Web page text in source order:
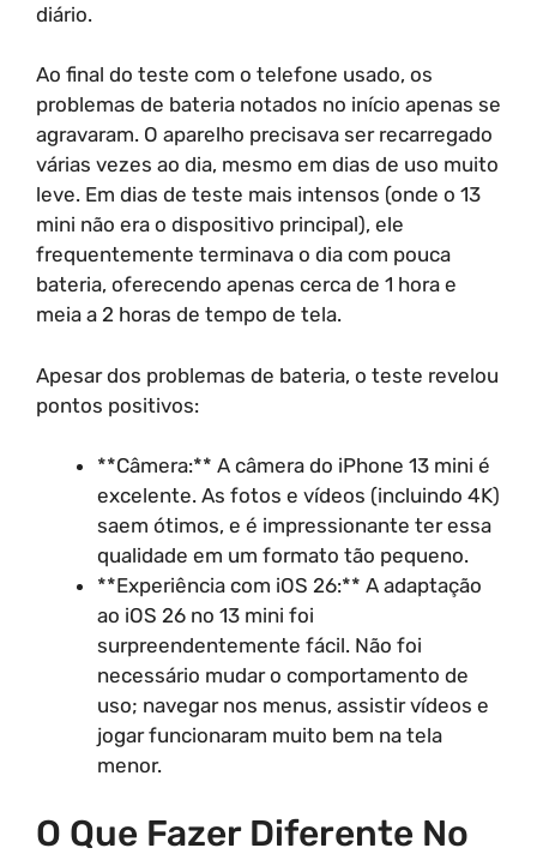
diário.
Ao final do teste com o telefone usado, os
problemas de bateria notados no início apenas se
agravaram. O aparelho precisava ser recarregado
várias vezes ao dia, mesmo em dias de uso muito
leve. Em dias de teste mais intensos (onde o 13
mini não era o dispositivo principal), ele
frequentemente terminava o dia com pouca
bateria, oferecendo apenas cerca de 1 hora e
meia a 2 horas de tempo de tela.
Apesar dos problemas de bateria, o teste revelou
pontos positivos:
**Câmera:** A câmera do iPhone 13 mini é
excelente. As fotos e vídeos (incluindo 4K)
saem ótimos, e é impressionante ter essa
qualidade em um formato tão pequeno.
**Experiência com iOS 26:** A adaptação
ao iOS 26 no 13 mini foi
surpreendentemente fácil. Não foi
necessário mudar o comportamento de
uso; navegar nos menus, assistir vídeos e
jogar funcionaram muito bem na tela
menor.
O Que Fazer Diferente No